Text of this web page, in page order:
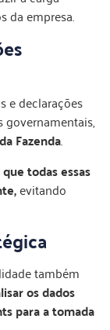
da empresa.
e declarações
governamentais,
Fazenda.
todas essas
evitando
também
os dados
para a tomada